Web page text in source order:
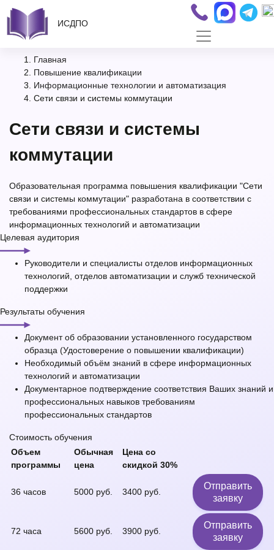
ИСДПО
Главная
Повышение квалификации
Информационные технологии и автоматизация
Сети связи и системы коммутации
Сети связи и системы
коммутации
Образовательная программа повышения квалификации "Сети
связи и системы коммутации" разработана в соответствии с
требованиями профессиональных стандартов в сфере
информационных технологий и автоматизации
Целевая аудитория
Руководители и специалисты отделов информационных
технологий, отделов автоматизации и служб технической
поддержки
Результаты обучения
Документ об образовании установленного государством
образца (Удостоверение о повышении квалификации)
Необходимый объём знаний в сфере информационных
технологий и автоматизации
Документарное подтверждение соответствия Ваших знаний и
профессиональных навыков требованиям
профессиональных стандартов
Стоимость обучения
Объем
программы
Обычная
цена
Цена со
скидкой 30%
36 часов 5000 руб. 3400 руб.
Отправить
заявку
72 часа 5600 руб. 3900 руб.
Отправить
заявку